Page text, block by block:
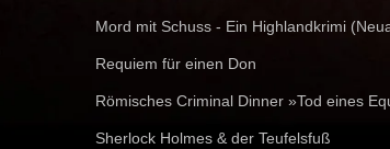
Mord mit Schuss - Ein Highlandkrimi
Requiem für einen Don
Römisches Criminal Dinner »Tod eines
Sherlock Holmes & der Teufelsfuß